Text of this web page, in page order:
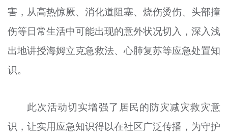
害，从高热惊厥、消化道阻塞、烧伤烫伤、头部撞
伤等日常生活中可能出现的意外状况切入，深入浅
出地讲授海姆立克急救法、心肺复苏等应急处置知
识。
此次活动切实增强了居民的防灾减灾救灾意
识，让实用应急知识得以在社区广泛传播，为守护